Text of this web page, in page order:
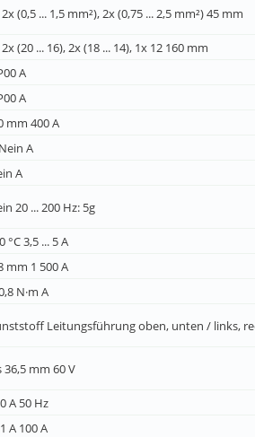
(0,5 ... 1,5 mm²), 2x (0,75 ... 2,5 mm²) 45 mm
(20 ... 16), 2x (18 ... 14), 1x 12 160 mm
A
A
mm 400 A
A
A
20 ... 200 Hz: 5g
°C 3,5 ... 5 A
mm 1 500 A
N·m A
Leitungsführung oben, unten / links,
36,5 mm 60 V
A 50 Hz
1 A 100 A